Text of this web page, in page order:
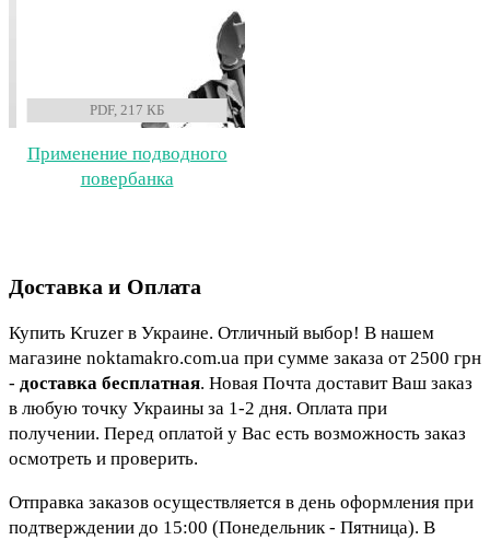
PDF, 217 КБ
Применение подводного
повербанка
Доставка и Оплата
Купить Kruzer в Украине. Отличный выбор! В нашем
магазине noktamakro.com.ua при сумме заказа от 2500 грн
- доставка бесплатная. Новая Почта доставит Ваш заказ
в любую точку Украины за 1-2 дня. Оплата при
получении. Перед оплатой у Вас есть возможность заказ
осмотреть и проверить.
Отправка заказов осуществляется в день оформления при
подтверждении до 15:00 (Понедельник - Пятница). В